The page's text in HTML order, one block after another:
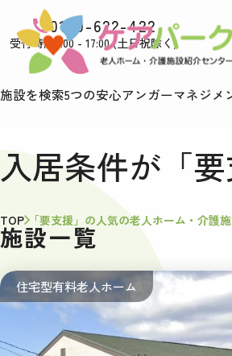
0120-622-422
受付時間9:00 - 17:00 (土日祝除く)
施設を検索5つの安心アンガーマネジメ
入居条件が「
TOP 「要支援」の人気の老人ホーム・介護
施設一覧
住宅型有料老人ホーム